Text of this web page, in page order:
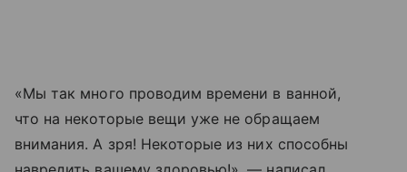
«Мы так много проводим времени в ванной,
что на некоторые вещи уже не обращаем
внимания. А зря! Некоторые из них способны